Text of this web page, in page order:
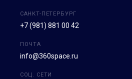
САНКТ-ПЕТЕРБУРГ
+7 (981) 881 00 42
ПОЧТА
info@360space.ru
СОЦ. СЕТИ